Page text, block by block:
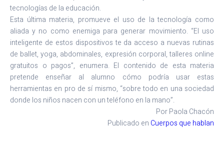
tecnologías de la educación.
Esta última materia, promueve el uso de la tecnología como
aliada y no como enemiga para generar movimiento. “El uso
inteligente de estos dispositivos te da acceso a nuevas rutinas
de ballet, yoga, abdominales, expresión corporal, talleres online
gratuitos o pagos”, enumera. El contenido de esta materia
pretende enseñar al alumno cómo podría usar estas
herramientas en pro de sí mismo, “sobre todo en una sociedad
donde los niños nacen con un teléfono en la mano”.
Por Paola Chacón
Publicado en Cuerpos que hablan